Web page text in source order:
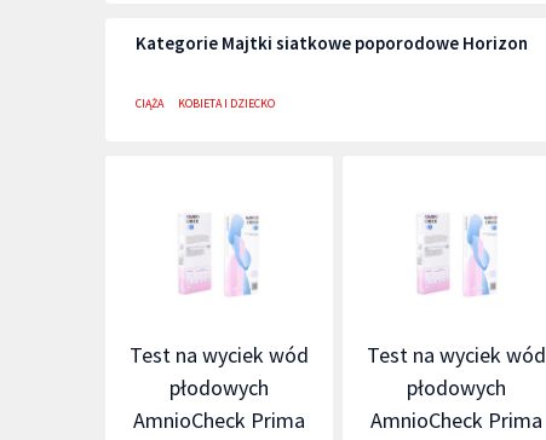
Kategorie Majtki siatkowe poporodowe Horizon
CIĄŻA KOBIETA I DZIECKO
Test na wyciek wód
płodowych
AmnioCheck Prima
Test na wyciek wód
płodowych
AmnioCheck Prima